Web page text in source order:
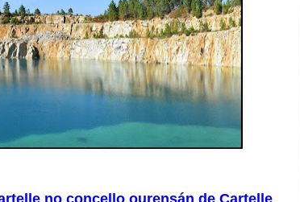
no concello ourensán de Cartelle